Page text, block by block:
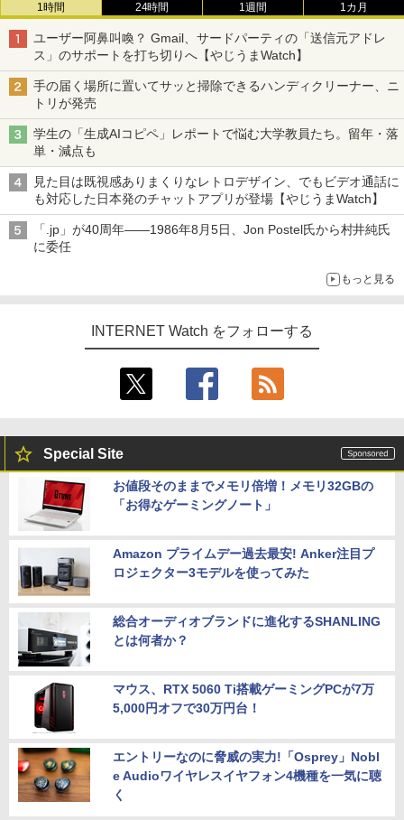
1時間 24時間 1週間 1カ月
ユーザー阿鼻叫喚？ Gmail、サードパーティの「送信元アドレ
ス」のサポートを打ち切りへ【やじうまWatch】
手の届く場所に置いてサッと掃除できるハンディクリーナー、ニ
トリが発売
学生の「生成AIコピペ」レポートで悩む大学教員たち。留年・落
単・減点も
見た目は既視感ありまくりなレトロデザイン、でもビデオ通話に
も対応した日本発のチャットアプリが登場【やじうまWatch】
「.jp」が40周年――1986年8月5日、Jon Postel氏から村井純氏
に委任
もっと見る
INTERNET Watch をフォローする
Special Site
お値段そのままでメモリ倍増！メモリ32GBの
「お得なゲーミングノート」
Amazon プライムデー過去最安! Anker注目プ
ロジェクター3モデルを使ってみた
総合オーディオブランドに進化するSHANLING
とは何者か？
マウス、RTX 5060 Ti搭載ゲーミングPCが7万
5,000円オフで30万円台！
エントリーなのに脅威の実力!「Osprey」Nobl
e Audioワイヤレスイヤフォン4機種を一気に聴
く